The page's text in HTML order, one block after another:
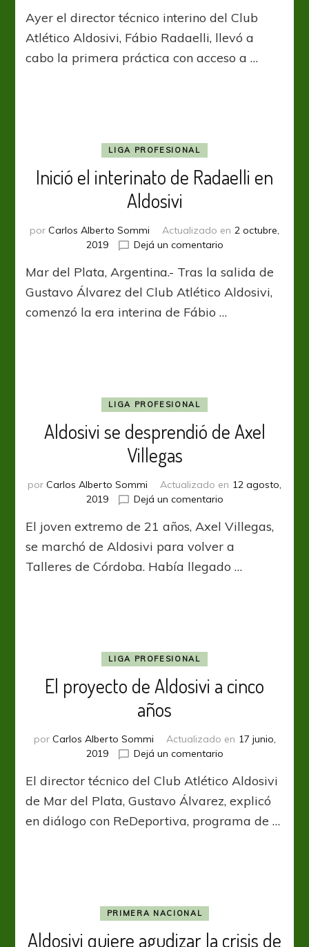
equipo
de
Ayer el director técnico interino del Club
Atlético Aldosivi, Fábio Radaelli, llevó a
cabo la primera práctica con acceso a …
LIGA PROFESIONAL
Inició el interinato de Radaelli en
Aldosivi
por Carlos Alberto Sommi Actualizado en 2 octubre,
2019
Dejá un comentarioen
el
interinato
Radaelli
Mar del Plata, Argentina.- Tras la salida de
Gustavo Álvarez del Club Atlético Aldosivi,
comenzó la era interina de Fábio …
LIGA PROFESIONAL
Aldosivi se desprendió de Axel
Villegas
por Carlos Alberto Sommi Actualizado en 12 agosto,
2019
Dejá un comentarioen
se
desprendió
Axel
El joven extremo de 21 años, Axel Villegas,
se marchó de Aldosivi para volver a
Talleres de Córdoba. Había llegado …
LIGA PROFESIONAL
El proyecto de Aldosivi a cinco
años
por Carlos Alberto Sommi Actualizado en 17 junio,
2019
Dejá un comentarioen
proyecto
de
Aldosivi
a
El director técnico del Club Atlético Aldosivi
de Mar del Plata, Gustavo Álvarez, explicó
en diálogo con ReDeportiva, programa de …
PRIMERA NACIONAL
Aldosivi quiere agudizar la crisis de